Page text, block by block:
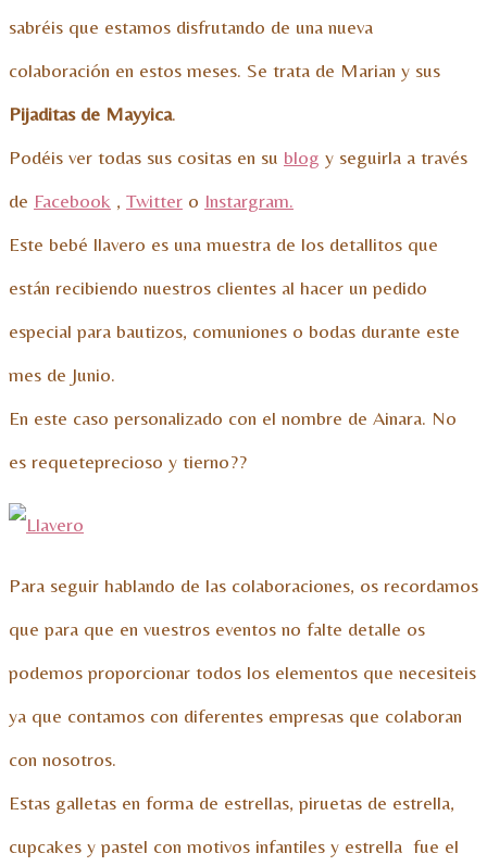
sabréis que estamos disfrutando de una nueva
colaboración en estos meses. Se trata de Marian y sus
Pijaditas de Mayyica.
Podéis ver todas sus cositas en su blog y seguirla a través
de Facebook , Twitter o Instargram.
Este bebé llavero es una muestra de los detallitos que
están recibiendo nuestros clientes al hacer un pedido
especial para bautizos, comuniones o bodas durante este
mes de Junio.
En este caso personalizado con el nombre de Ainara. No
es requeteprecioso y tierno??
Para seguir hablando de las colaboraciones, os recordamos
que para que en vuestros eventos no falte detalle os
podemos proporcionar todos los elementos que necesiteis
ya que contamos con diferentes empresas que colaboran
con nosotros.
Estas galletas en forma de estrellas, piruetas de estrella,
cupcakes y pastel con motivos infantiles y estrella fue el